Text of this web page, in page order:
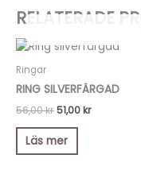
RELATERADE
Ringar
RING SILVERFÄRGAD
56,00kr
Det
ursprungliga
var:
56,00 kr.
51,00kr
Det
nuvarande
är:
51,00 kr.
Läs mer